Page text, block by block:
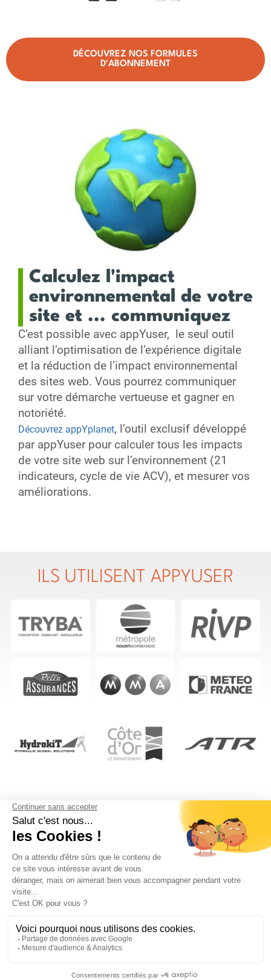
DÉCOUVREZ NOS FORMULES
D'ABONNEMENT
Calculez l'impact
environnemental de votre
site et ... communiquez
C’est possible avec appYuser, le seul outil
alliant l’optimisation de l’expérience digitale
et la réduction de l’impact environnemental
des sites web. Vous pourrez communiquer
sur votre démarche vertueuse et gagner en
notoriété.
Découvrez appYplanet, l’outil exclusif développé
par appYuser pour calculer tous les impacts
de votre site web sur l’environnement (21
indicateurs, cycle de vie ACV), et mesurer vos
améliorations.
ILS UTILISENT APPYUSER
BLOG APPYUSER
Sorry, we couldn't find any posts. Please try a different
search.
© 2026 appYuser – Tous droits réservés.